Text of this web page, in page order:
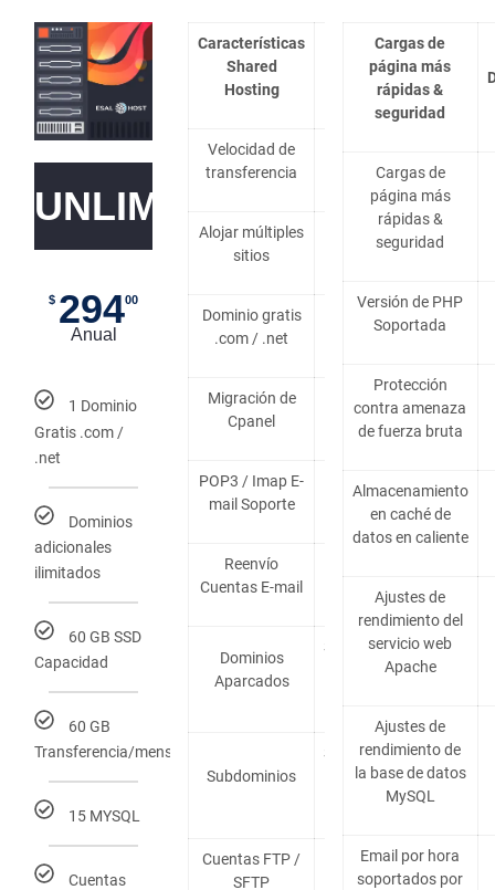
UNLIMIT
$ 29400
Anual
1 Dominio
Gratis .com /
.net
Dominios
adicionales
ilimitados
60 GB SSD
Capacidad
60 GB
Transferencia/mensual
15 MYSQL
Cuentas
Características
Shared
Hosting
Detalles
Velocidad de
transferencia
1GB Por
segundo
Alojar múltiples
sitios
Dominio gratis
.com / .net
1 año
Migración de
Cpanel
Gratuito
POP3 / Imap E-
mail Soporte
Ilimitado
Reenvío
Cuentas E-mail
Ilimitados
Dominios
Aparcados
Soportado
Subdominios
Soportado
Según
Cuentas FTP /
SFTP
Cargas de
página más
rápidas &
seguridad
Cargas de
página más
rápidas &
seguridad
Versión de PHP
Soportada
Protección
contra amenaza
de fuerza bruta
Almacenamiento
en caché de
datos en caliente
Ajustes de
rendimiento del
servicio web
Apache
Ajustes de
rendimiento de
la base de datos
MySQL
Email por hora
soportados por